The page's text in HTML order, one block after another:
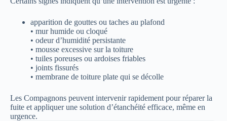
apparition de gouttes ou taches au plafond
• mur humide ou cloqué
• odeur d’humidité persistante
• mousse excessive sur la toiture
• tuiles poreuses ou ardoises friables
• joints fissurés
• membrane de toiture plate qui se décolle
Les Compagnons peuvent intervenir rapidement pour réparer la
fuite et appliquer une solution d’étanchéité efficace, même en
urgence.